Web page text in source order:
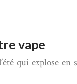
vape
qui explose